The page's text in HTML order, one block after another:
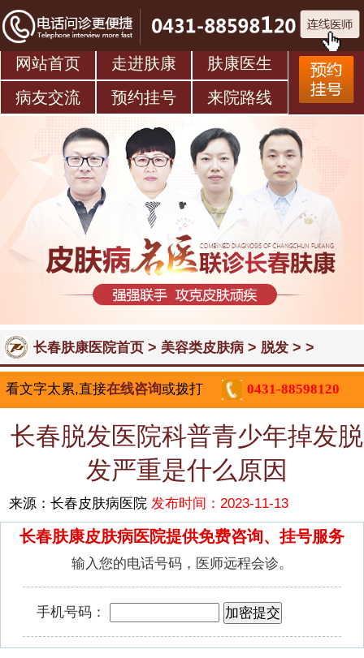
网站首页 走进肤康
肤康医生
病友交流
预约挂号 来院路线
长春肤康医院首页> 美容类皮肤病> 脱发> >
看文字太累,直接在线咨询或拨打 0431-88598120
长春脱发医院科普青少年掉发脱
发严重是什么原因
来源：长春皮肤病医院发布时间：2023-11-13
长春肤康皮肤病医院提供免费咨询、挂号服务
输入您的电话号码，医师远程会诊。
手机号码：